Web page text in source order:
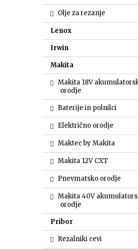
Olje za rezanje
Lenox
Irwin
Makita
Makita 18V
orodje
Baterije in polnilci
Električno orodje
Maktec by Makita
Makita 12V CXT
Pnevmatsko orodje
Makita 40V
orodje
Pribor
Rezalniki cevi